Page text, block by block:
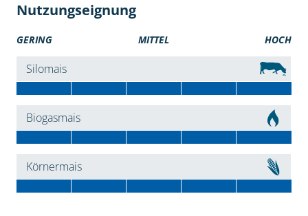
Nutzungseignung
GERING MITTEL HOCH
Silomais
Biogasmais
Körnermais